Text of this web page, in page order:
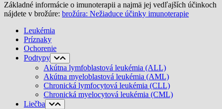
Základné informácie o imunoterapii a najmä jej vedľajších účinkoch
nájdete v brožúre: brožúra: Nežiaduce účinky imunoterapie
Leukémia
Príznaky
Ochorenie
Podtypy
Akútna lymfoblastová leukémia (ALL)
Akútna myeloblastová leukémia (AML)
Chronická lymfocytová leukémia (CLL)
Chronická myelocytová leukémia (CML)
Liečba